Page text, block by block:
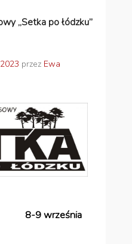
„Setka po łódzku”
przez Ewa